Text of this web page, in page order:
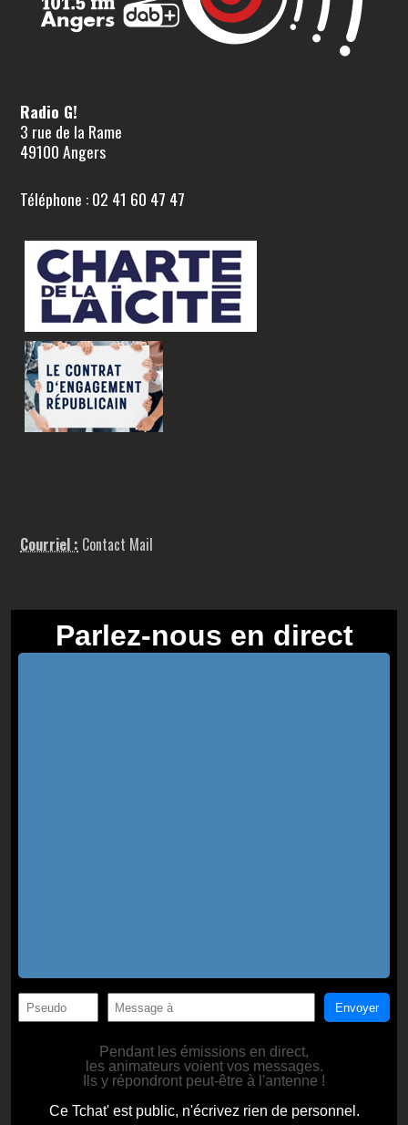
Radio G!
3 rue de la Rame
49100 Angers
Téléphone : 02 41 60 47 47
Courriel : Contact Mail